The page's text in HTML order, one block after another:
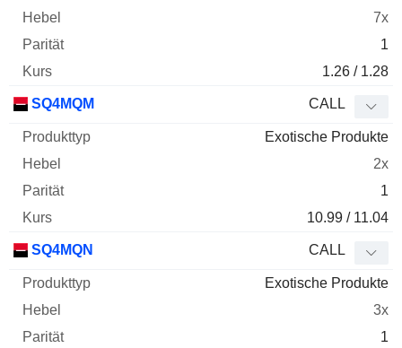
7x
1
1.26 / 1.28
SQ4MQM CALL
Exotische Produkte
2x
1
10.99 / 11.04
SQ4MQN CALL
Exotische Produkte
3x
1